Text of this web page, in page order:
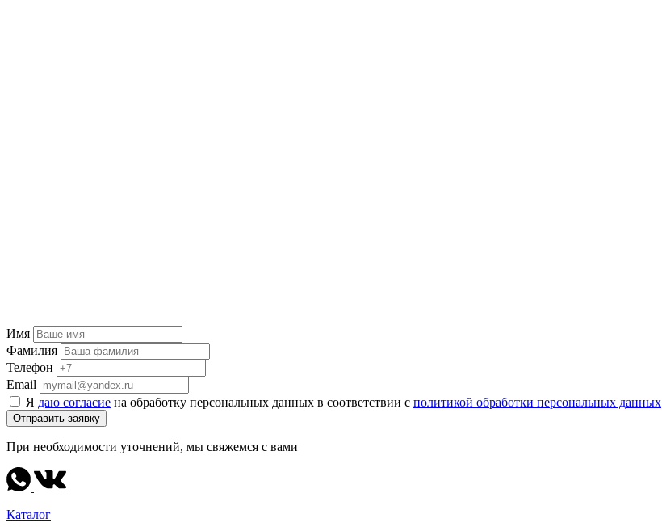
Имя
Фамилия
Телефон
Email
Я даю согласие на обработку персональных данных в соответствии с политикой обработки персональных данных
Отправить заявку
При необходимости уточнений, мы свяжемся с вами
Каталог